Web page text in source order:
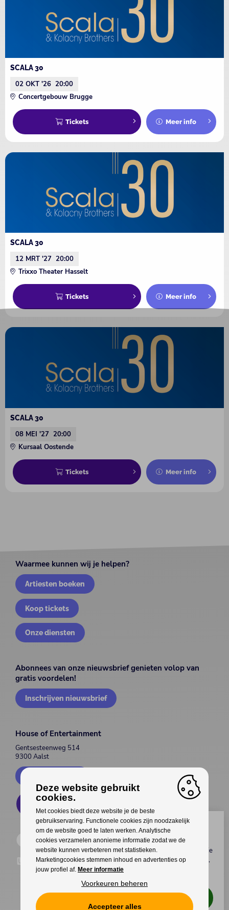
SCALA 30
02 OKT '26 20:00
Concertgebouw Brugge
Tickets Meer info
SCALA 30
12 MRT '27 20:00
Trixxo Theater Hasselt
Tickets Meer info
SCALA 30
08 MEI '27 20:00
Kursaal Oostende
Tickets Meer info
Waarmee kunnen wij je helpen?
Artiesten boeken
Koop tickets
Onze diensten
Abonnees van onze nieuwsbrief genieten volop van
gratis voordelen!
Inschrijven nieuwsbrief
House of Entertainment
Gentsesteenweg 514
9300 Aalst
Wil jij genieten van gratis
voordelen?
Koop als eerstetickets,meet & greets
met je
favoriete artiest(en), interessantekortingen ,
upgradesvan je tickets en veel meer
Ik wil genieten van deze voordelen!
Deze website gebruikt
cookies.
Met cookies biedt deze website je de beste
gebruikservaring. Functionele cookies zijn noodzakelijk
om de website goed te laten werken. Analytische
cookies verzamelen anonieme informatie zodat we de
website kunnen verbeteren met statistieken.
Marketingcookies stemmen inhoud en advertenties op
jouw profiel af. Meer informatie
Voorkeuren beheren
Accepteer alles